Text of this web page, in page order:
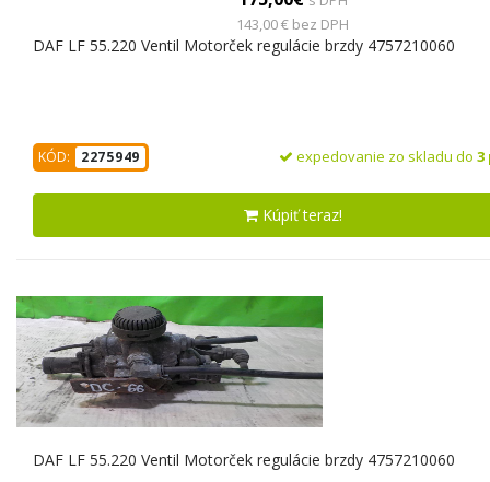
143,00 € bez DPH
DAF LF 55.220 Ventil Motorček regulácie brzdy 4757210060
KÓD: 2275949 expedovanie zo skladu do 3
Kúpiť teraz!
DAF LF 55.220 Ventil Motorček regulácie brzdy 4757210060